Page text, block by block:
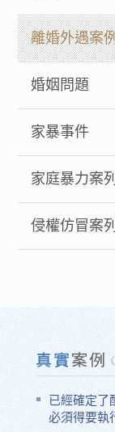
離婚外遇案
婚姻問題
家暴事件
家庭暴力案列
侵權仿冒案列
已經確定了
必須得要執